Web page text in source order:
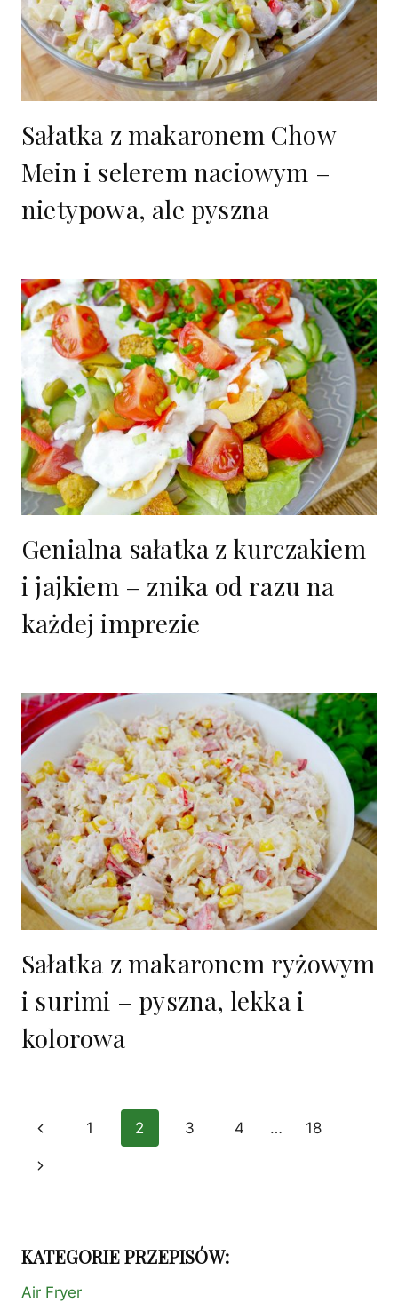
Sałatka z makaronem Chow
Mein i selerem naciowym –
nietypowa, ale pyszna
Genialna sałatka z kurczakiem
i jajkiem – znika od razu na
każdej imprezie
Sałatka z makaronem ryżowym
i surimi – pyszna, lekka i
kolorowa
Nawigacja
strony
Poprzednia
strona
1 2 3 4 … 18
Następna
KATEGORIE PRZEPISÓW:
Air Fryer